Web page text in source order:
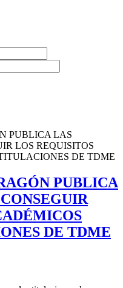
PUBLICA LAS
LOS REQUISITOS
DE TDME
PUBLICA
DE TDME